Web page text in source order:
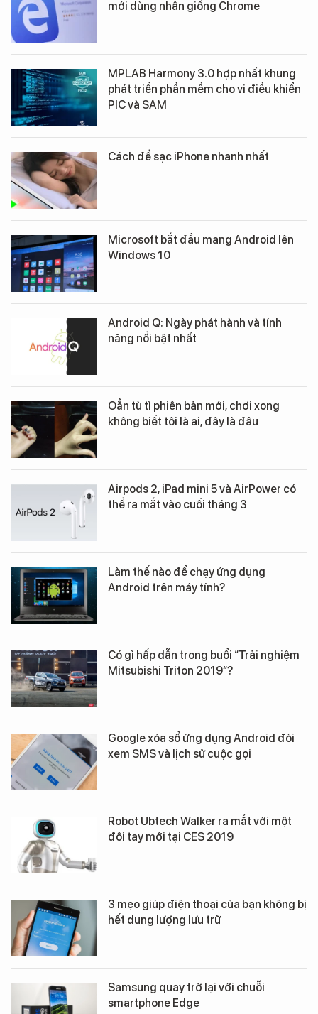
mới dùng nhân giống Chrome
MPLAB Harmony 3.0 hợp nhất khung
phát triển phần mềm cho vi điều khiển
PIC và SAM
Cách để sạc iPhone nhanh nhất
Microsoft bắt đầu mang Android lên
Windows 10
Android Q: Ngày phát hành và tính
năng nổi bật nhất
Oẳn tù tì phiên bản mới, chơi xong
không biết tôi là ai, đây là đâu
Airpods 2, iPad mini 5 và AirPower có
thể ra mắt vào cuối tháng 3
Làm thế nào để chạy ứng dụng
Android trên máy tính?
Có gì hấp dẫn trong buổi “Trải nghiệm
Mitsubishi Triton 2019“?
Google xóa sổ ứng dụng Android đòi
xem SMS và lịch sử cuộc gọi
Robot Ubtech Walker ra mắt với một
đôi tay mới tại CES 2019
3 mẹo giúp điện thoại của bạn không bị
hết dung lượng lưu trữ
Samsung quay trở lại với chuỗi
smartphone Edge